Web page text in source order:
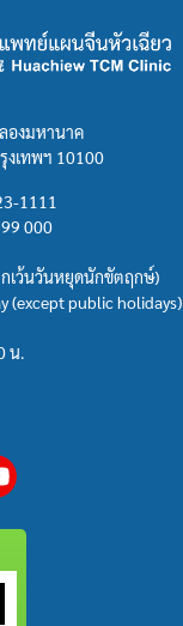
องมหานาค
งเทพฯ 10100
1111
000
เว้นวันหยุดนักขัตฤกษ์)
(except public holidays)
น.